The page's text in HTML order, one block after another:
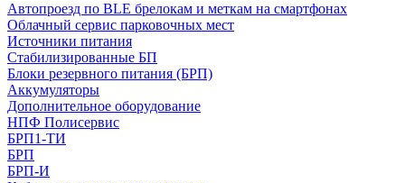
Автопроезд по BLE брелокам и меткам на смартфонах
Облачный сервис парковочных мест
Источники питания
Стабилизированные БП
Блоки резервного питания (БРП)
Аккумуляторы
Дополнительное оборудование
НПФ Полисервис
БРП1-ТИ
БРП
БРП-И